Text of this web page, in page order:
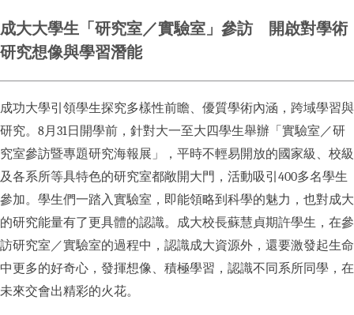
成大大學生「研究室／實驗室」參訪 開啟對學術
研究想像與學習潛能
成功大學引領學生探究多樣性前瞻、優質學術內涵，跨域學習與
研究。8月31日開學前，針對大一至大四學生舉辦「實驗室／研
究室參訪暨專題研究海報展」，平時不輕易開放的國家級、校級
及各系所等具特色的研究室都敞開大門，活動吸引400多名學生
參加。學生們一踏入實驗室，即能領略到科學的魅力，也對成大
的研究能量有了更具體的認識。成大校長蘇慧貞期許學生，在參
訪研究室／實驗室的過程中，認識成大資源外，還要激發起生命
中更多的好奇心，發揮想像、積極學習，認識不同系所同學，在
未來交會出精彩的火花。